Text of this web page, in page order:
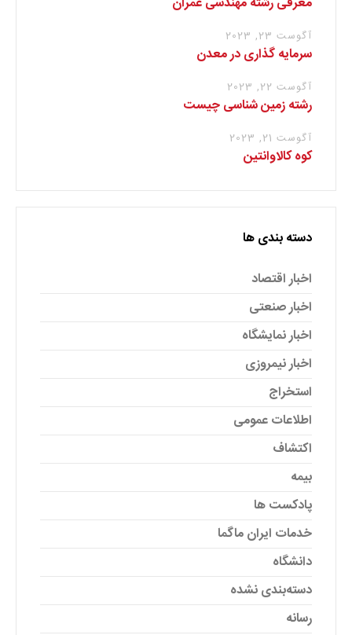
آگوست 23, 2023
سرمایه گذاری در معدن
آگوست 22, 2023
رشته زمین شناسی چیست
آگوست 21, 2023
کوه کالاوانتین
دسته بندی ها
اخبار اقتصاد
اخبار صنعتی
اخبار نمایشگاه
اخبار نیمروزی
استخراج
اطلاعات عمومی
اکتشاف
بیمه
پادکست ها
خدمات ایران ماگما
دانشگاه
دسته‌بندی نشده
رسانه